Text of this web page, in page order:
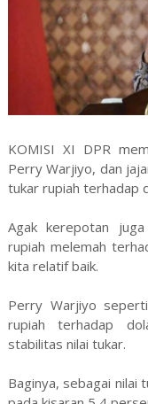
KOMISI XI DPR
Perry Warjiyo, dan
tukar rupiah terhadap
Agak kerepotan
rupiah melemah
kita relatif baik.
Perry Warjiyo
rupiah terhadap
stabilitas nilai tukar.
Baginya, sebagai nilai